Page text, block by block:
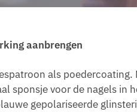
aanbrengen
als
sponsje voor de nagels in
gepolariseerde